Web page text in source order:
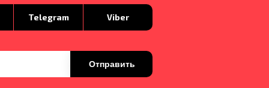
Telegram Viber
Отправить